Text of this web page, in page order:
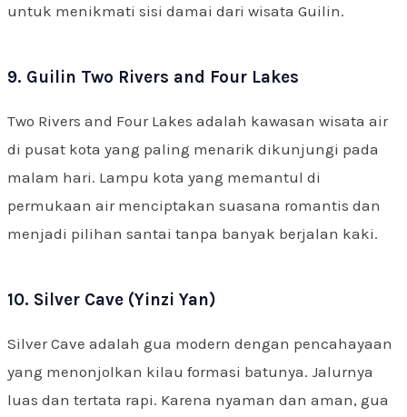
untuk menikmati sisi damai dari wisata Guilin.
9. Guilin Two Rivers and Four Lakes
Two Rivers and Four Lakes adalah kawasan wisata air
di pusat kota yang paling menarik dikunjungi pada
malam hari. Lampu kota yang memantul di
permukaan air menciptakan suasana romantis dan
menjadi pilihan santai tanpa banyak berjalan kaki.
10. Silver Cave (Yinzi Yan)
Silver Cave adalah gua modern dengan pencahayaan
yang menonjolkan kilau formasi batunya. Jalurnya
luas dan tertata rapi. Karena nyaman dan aman, gua